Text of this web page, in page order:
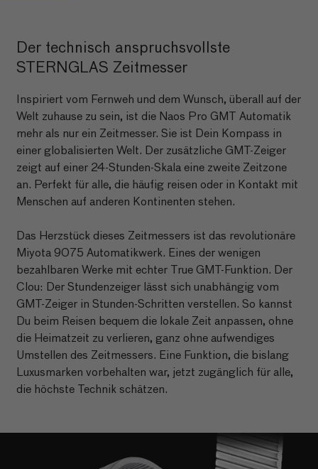
Der technisch anspruchsvollste
STERNGLAS Zeitmesser
Inspiriert vom Fernweh und dem Wunsch, überall auf der
Welt zuhause zu sein, ist die Naos Pro GMT Automatik
mehr als nur ein Zeitmesser. Sie ist Dein Kompass in
einer globalisierten Welt. Der zusätzliche GMT-Zeiger
zeigt auf einer 24-Stunden-Skala eine zweite Zeitzone
an. Perfekt für alle, die häufig reisen oder in Kontakt mit
Menschen auf anderen Kontinenten stehen.
Das Herzstück dieses Zeitmessers ist das revolutionäre
Miyota 9075 Automatikwerk. Eines der wenigen
bezahlbaren Werke mit echter True GMT-Funktion. Der
Clou: Der Stundenzeiger lässt sich unabhängig vom
GMT-Zeiger in Stunden-Schritten verstellen. So kannst
Du beim Reisen bequem die lokale Zeit anpassen, ohne
die Heimatzeit zu verlieren, ganz ohne aufwendiges
Umstellen des Zeitmessers. Eine Funktion, die bislang
Luxusmarken vorbehalten war, jetzt zugänglich für alle,
die höchste Technik schätzen.